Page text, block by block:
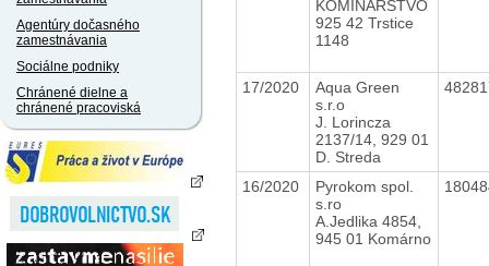
Agentúry dočasného
zamestnávania
Sociálne podniky
Chránené dielne a
chránené pracoviská
KOMINÁRSTVO
925 42 Trstice
1148
17/2020
Aqua Green
s.r.o
J. Lorincza
2137/14, 929 01
D. Streda
16/2020
Pyrokom spol.
s.ro
A.Jedlika 4854,
945 01 Komárno